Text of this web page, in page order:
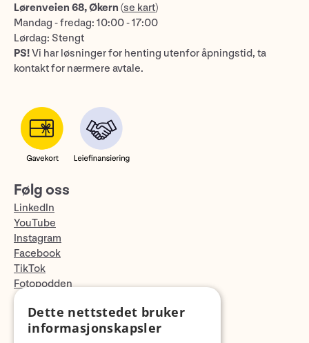
Lørenveien 68, Økern (se kart)
Mandag - fredag: 10:00 - 17:00
Lørdag: Stengt
PS!Vi har løsninger for henting utenfor åpningstid, ta
kontakt for nærmere avtale.
Følg oss
LinkedIn
YouTube
Instagram
Facebook
TikTok
Fotopodden
Med forbehold om skrive- og lagerfeil
Dette nettstedet bruker
informasjonskapsler